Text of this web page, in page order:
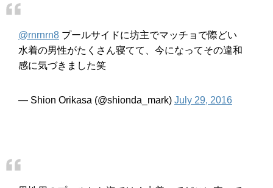
@rnrnrn8 プールサイドに坊主でマッチョで際どい
水着の男性がたくさん寝てて、今になってその違和
感に気づきました笑
— Shion Orikasa (@shionda_mark) July 29, 2016